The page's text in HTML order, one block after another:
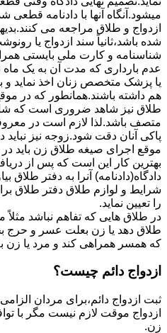
میشود.آنگاه آنها با دادنامه قطعی
ازدواج و طلاق مراجعه می
شده باشد،ثانیاً سند ازدواج یا
شناسنامه و کارت ملی بایستی
عدم بارداری که مدت آن به یک ماه
یا پزشک متخصص زنان اخذ نماید و
هم داشته باشند.همانطور که در
طلاق نیز شاهد ضروری است که
متصف باشد.لذا لازم است در
پاکی آنان دقت شود.زوجه نیز نباید
موقع اجرای صیغه طلاق زن باید
بهترین کار این است که پس از
دادگاه(دادنامه) آنرا به دفتر طلاق
شرایط و لوازم طلاق دفتر طلاق
را تعیین نماید.
در طلاق هایی که تفاهم نباشد
طلاق دهد یا زن بعلت عسر و حرج
که همسر همراهی کند و مرد یا زن
ازدواج دائم چیست؟
ثبت ازدواج دائم،برای مردان
ازدواج موقت لازم نیست مگر با
زن.